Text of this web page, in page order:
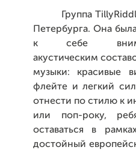
Группа
Петербурга. Она
к себе
акустическим
музыки: красивые
флейте и легкий
отнести по стилю к
или поп-року,
оставаться в
достойный